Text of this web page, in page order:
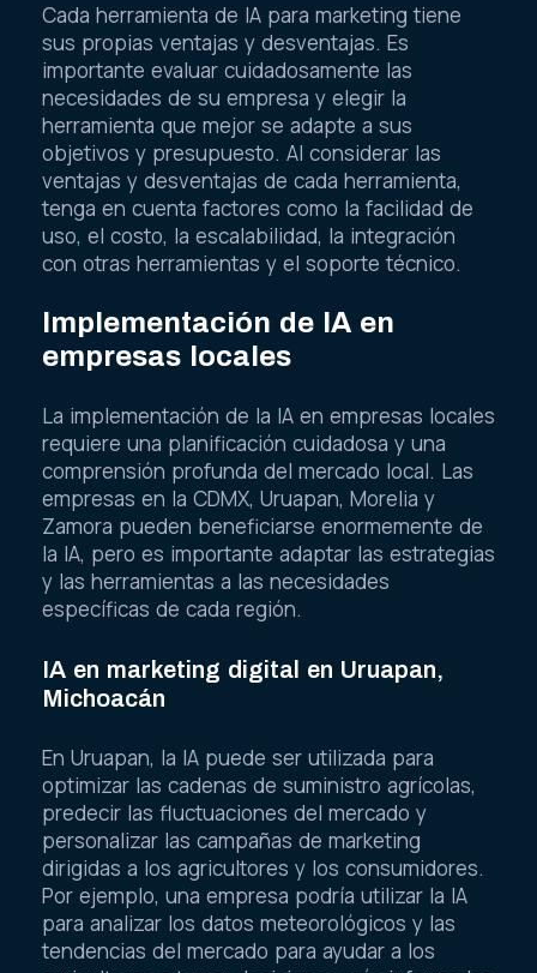
Cada herramienta de IA para marketing tiene
sus propias ventajas y desventajas. Es
importante evaluar cuidadosamente las
necesidades de su empresa y elegir la
herramienta que mejor se adapte a sus
objetivos y presupuesto. Al considerar las
ventajas y desventajas de cada herramienta,
tenga en cuenta factores como la facilidad de
uso, el costo, la escalabilidad, la integración
con otras herramientas y el soporte técnico.
Implementación de IA en
empresas locales
La implementación de la IA en empresas locales
requiere una planificación cuidadosa y una
comprensión profunda del mercado local. Las
empresas en la CDMX, Uruapan, Morelia y
Zamora pueden beneficiarse enormemente de
la IA, pero es importante adaptar las estrategias
y las herramientas a las necesidades
específicas de cada región.
IA en marketing digital en Uruapan,
Michoacán
En Uruapan, la IA puede ser utilizada para
optimizar las cadenas de suministro agrícolas,
predecir las fluctuaciones del mercado y
personalizar las campañas de marketing
dirigidas a los agricultores y los consumidores.
Por ejemplo, una empresa podría utilizar la IA
para analizar los datos meteorológicos y las
tendencias del mercado para ayudar a los